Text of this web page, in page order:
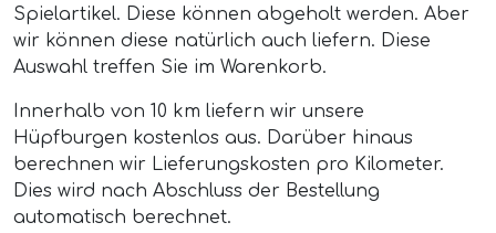
Spielartikel. Diese können abgeholt werden. Aber
wir können diese natürlich auch liefern. Diese
Auswahl treffen Sie im Warenkorb.
Innerhalb von 10 km liefern wir unsere
Hüpfburgen kostenlos aus. Darüber hinaus
berechnen wir Lieferungskosten pro Kilometer.
Dies wird nach Abschluss der Bestellung
automatisch berechnet.